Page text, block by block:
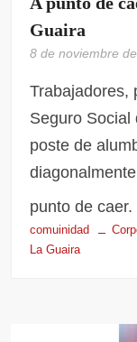
Guaira
8 de noviembre
Trabajadores,
Seguro Social
poste de
punto de
comuinidad
La Guaira